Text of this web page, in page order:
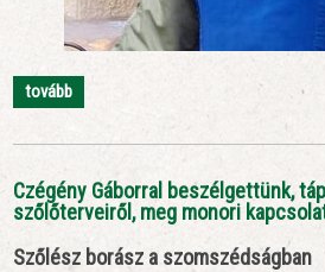
tovább
Czégény Gáborral beszélgettünk,
szőlőterveiről, meg monori
Szőlész borász a szomszédságban